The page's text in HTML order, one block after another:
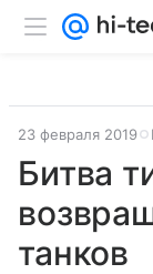
23 февраля 2019
Битва
танков